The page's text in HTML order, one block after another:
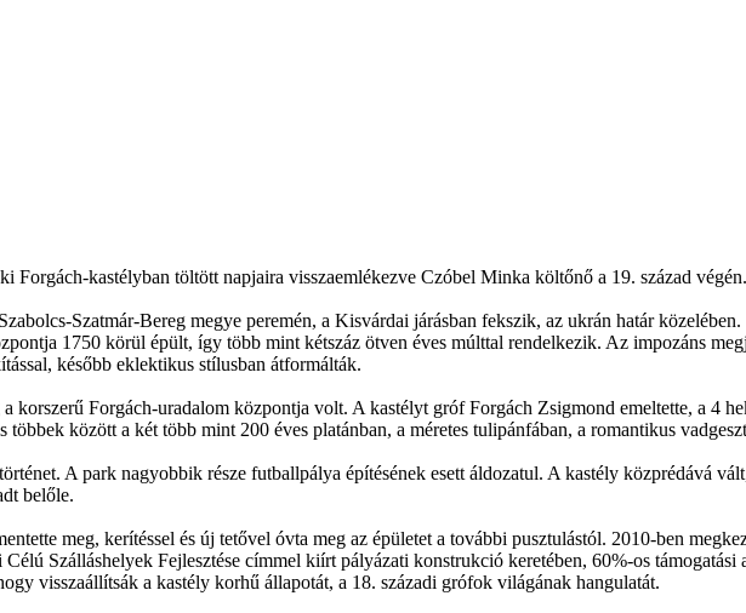
Forgách-kastélyban töltött napjaira visszaemlékezve Czóbel Minka költőnő a 19. század végén.
Szatmár-Bereg megye peremén, a Kisvárdai járásban fekszik, az ukrán határ
1750 körül épült, így több mint kétszáz ötven éves múlttal rendelkezik. Az impozáns
később eklektikus stílusban átformálták.
korszerű Forgách-uradalom központja volt. A kastélyt gróf Forgách Zsigmond emeltette, a 4
között a két több mint 200 éves platánban, a méretes tulipánfában, a romantikus
A park nagyobbik része futballpálya építésének esett áldozatul. A kastély közprédává
belőle.
meg, kerítéssel és új tetővel óvta meg az épületet a további pusztulástól. 2010-ben
Szálláshelyek Fejlesztése címmel kiírt pályázati konstrukció keretében, 60%-os
visszaállítsák a kastély korhű állapotát, a 18. századi grófok világának hangulatát.